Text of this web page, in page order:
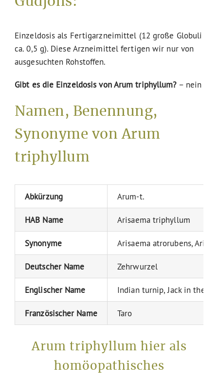
Einzeldosis als Fertigarzneimittel (12 große Globuli
ca. 0,5 g). Diese Arzneimittel fertigen wir nur von
ausgesuchten Rohstoffen.
Gibt es die Einzeldosis von Arum triphyllum?– nein
Namen, Benennung,
Synonyme von Arum
triphyllum
Abkürzung Arum-t.
HAB Name Arisaema triphyllum
Synonyme Arisaema atrorubens,
Deutscher Name Zehrwurzel
Englischer Name Indian turnip, Jack in the
Französischer Name Taro
Arum triphyllum hier als
homöopathisches